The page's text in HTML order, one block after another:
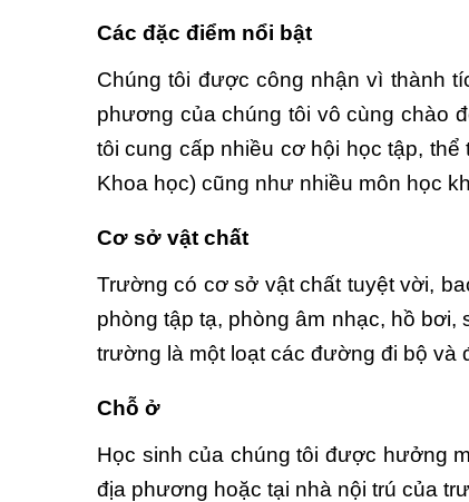
Các đặc điểm nổi bật
Chúng tôi được công nhận vì thành
phương của chúng tôi vô cùng chào
tôi cung cấp nhiều cơ hội học tập,
Khoa học) cũng như nhiều môn học
Cơ sở vật chất
Trường có cơ sở vật chất tuyệt vời,
phòng tập tạ, phòng âm nhạc, hồ
trường là một loạt các đường đi bộ và
Chỗ ở
Học sinh của chúng tôi được hưởng
địa phương hoặc tại nhà nội trú của